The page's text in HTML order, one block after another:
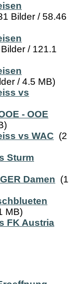
Bilder / 58.46
/ 121.1
/ 4.5 MB)
vs
- OOE
vs WAC (2
Sturm
Damen (1
MB)
FK Austria